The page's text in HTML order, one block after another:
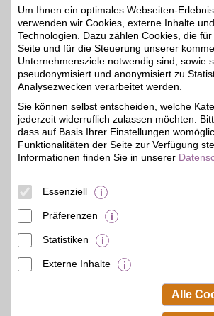
vieles mehr.
steht seinen
perfektem
zur
Sie zusätzlich
BSW-Vorteil!
Zum
21,1 km
expert RENG
Beamten-Selbsthilfewerk GmbH.
Um Ihnen ein optimales Webseiten-
verwenden wir Cookies, externe Inhalte
Technologien. Dazu zählen Cookies, die
Seite und für die Steuerung unserer
Unternehmensziele notwendig sind, sowie
pseudonymisiert und anonymisiert zu
Analysezwecken verarbeitet werden.
Sie können selbst entscheiden, welche
jederzeit widerruflich zulassen möchten.
dass auf Basis Ihrer Einstellungen
Funktionalitäten der Seite zur Verfügung
Informationen finden Sie in unserer
Essenziell
Präferenzen
Statistiken
Externe Inhalte
Alle